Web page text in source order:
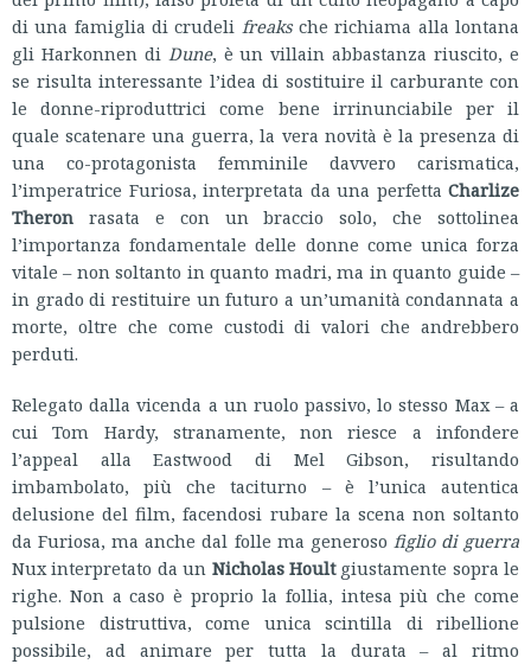
di una famiglia di crudeli freaksche richiama alla lontana
gli Harkonnen di Dune, è un villain abbastanza riuscito, e
se risulta interessante l’idea di sostituire il carburante con
le donne-riproduttrici come bene irrinunciabile per il
quale scatenare una guerra, la vera novità è la presenza di
una co-protagonista femminile davvero carismatica,
l’imperatrice Furiosa, interpretata da una perfetta Charlize
Theron rasata e con un braccio solo, che sottolinea
l’importanza fondamentale delle donne come unica forza
vitale – non soltanto in quanto madri, ma in quanto guide –
in grado di restituire un futuro a un’umanità condannata a
morte, oltre che come custodi di valori che andrebbero
perduti.
Relegato dalla vicenda a un ruolo passivo, lo stesso Max – a
cui Tom Hardy, stranamente, non riesce a infondere
l’appeal alla Eastwood di Mel Gibson, risultando
imbambolato, più che taciturno – è l’unica autentica
delusione del film, facendosi rubare la scena non soltanto
da Furiosa, ma anche dal folle ma generoso figlio di guerra
Nux interpretato da un Nicholas Houltgiustamente sopra le
righe. Non a caso è proprio la follia, intesa più che come
pulsione distruttiva, come unica scintilla di ribellione
possibile, ad animare per tutta la durata – al ritmo